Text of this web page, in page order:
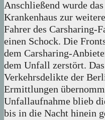
Anschließend wurde
Krankenhaus zur
Fahrer des Carsharing-
einen Schock. Die
dem Carsharing-
dem Unfall zerstört.
Verkehrsdelikte der
Ermittlungen
Unfallaufnahme blieb
bis in die Nacht hinein